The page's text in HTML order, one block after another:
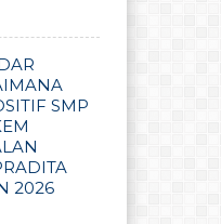
SMP
2026